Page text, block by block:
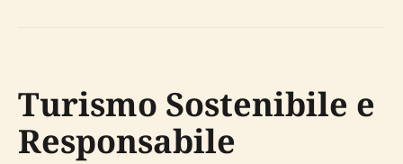
Turismo Sostenibile e
Responsabile